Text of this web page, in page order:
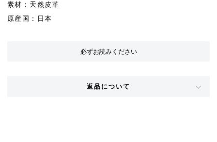
素材：天然皮革
原産国：日本
必ずお読みください
返品について